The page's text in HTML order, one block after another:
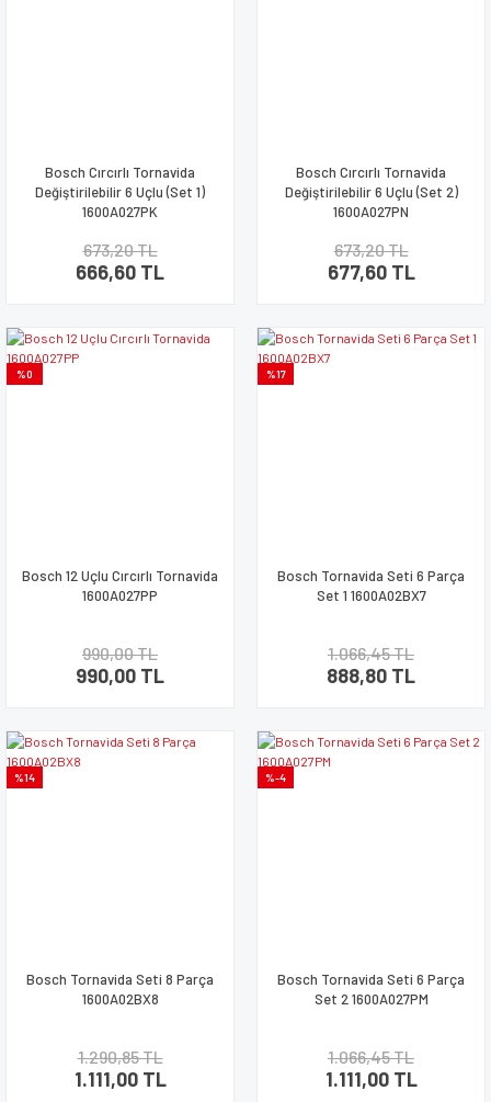
Bosch Cırcırlı Tornavida
Değiştirilebilir 6 Uçlu (Set 1)
1600A027PK
673,20 TL
666,60 TL
Bosch Cırcırlı Tornavida
Değiştirilebilir 6 Uçlu (Set 2)
1600A027PN
673,20 TL
677,60 TL
%0
Bosch 12 Uçlu Cırcırlı Tornavida
1600A027PP
990,00 TL
990,00 TL
%17
Bosch Tornavida Seti 6 Parça
Set 1 1600A02BX7
1.066,45 TL
888,80 TL
%14
Bosch Tornavida Seti 8 Parça
1600A02BX8
1.290,85 TL
1.111,00 TL
%-4
Bosch Tornavida Seti 6 Parça
Set 2 1600A027PM
1.066,45 TL
1.111,00 TL